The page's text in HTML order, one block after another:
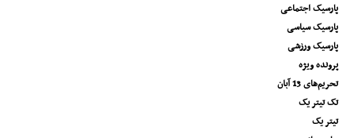
پارسیک اجتماعی
پارسیک سیاسی
پارسیک ورزشی
پرونده ویژه
تحریم‌های 13 آبان
تک تیتر یک
تیتر یک